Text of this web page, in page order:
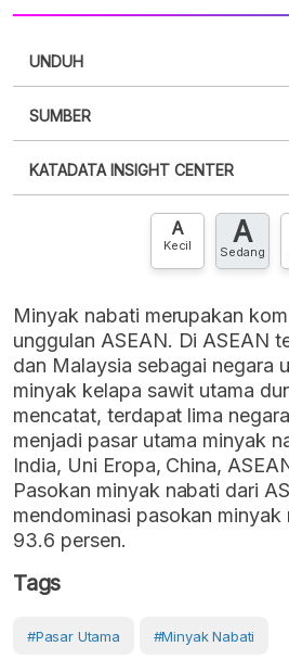
UNDUH
XLS
SUMBER
punya akun?Silakan Daftar
KATADATA INSIGHT CENTER
Hubungi sekarang »
A
Kecil A
Sedang
Minyak nabati merupakan
unggulan ASEAN. Di ASEAN
dan Malaysia sebagai negara
minyak kelapa sawit utama
mencatat, terdapat lima
menjadi pasar utama minyak
India, Uni Eropa, China,
Pasokan minyak nabati dari
mendominasi pasokan
93.6 persen.
Tags
#Pasar Utama #Minyak Nabati